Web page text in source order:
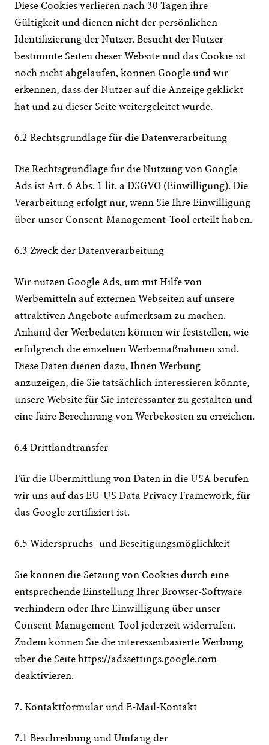
Diese Cookies verlieren nach 30 Tagen ihre
Gültigkeit und dienen nicht der persönlichen
Identifizierung der Nutzer. Besucht der Nutzer
bestimmte Seiten dieser Website und das Cookie ist
noch nicht abgelaufen, können Google und wir
erkennen, dass der Nutzer auf die Anzeige geklickt
hat und zu dieser Seite weitergeleitet wurde.
6.2 Rechtsgrundlage für die Datenverarbeitung
Die Rechtsgrundlage für die Nutzung von Google
Ads ist Art. 6 Abs. 1 lit. a DSGVO (Einwilligung). Die
Verarbeitung erfolgt nur, wenn Sie Ihre Einwilligung
über unser Consent-Management-Tool erteilt haben.
6.3 Zweck der Datenverarbeitung
Wir nutzen Google Ads, um mit Hilfe von
Werbemitteln auf externen Webseiten auf unsere
attraktiven Angebote aufmerksam zu machen.
Anhand der Werbedaten können wir feststellen, wie
erfolgreich die einzelnen Werbemaßnahmen sind.
Diese Daten dienen dazu, Ihnen Werbung
anzuzeigen, die Sie tatsächlich interessieren könnte,
unsere Website für Sie interessanter zu gestalten und
eine faire Berechnung von Werbekosten zu erreichen.
6.4 Drittlandtransfer
Für die Übermittlung von Daten in die USA berufen
wir uns auf das EU-US Data Privacy Framework, für
das Google zertifiziert ist.
6.5 Widerspruchs- und Beseitigungsmöglichkeit
Sie können die Setzung von Cookies durch eine
entsprechende Einstellung Ihrer Browser-Software
verhindern oder Ihre Einwilligung über unser
Consent-Management-Tool jederzeit widerrufen.
Zudem können Sie die interessenbasierte Werbung
über die Seite https://adssettings.google.com
deaktivieren.
7. Kontaktformular und E-Mail-Kontakt
7.1 Beschreibung und Umfang der